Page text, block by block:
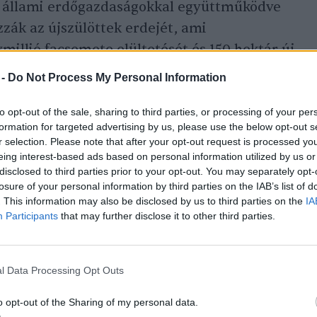
Do Not Process My Personal Information
opt-out of the sale, sharing to third parties, or processing of your
for targeted advertising by us, please use the below opt-out
selection. Please note that after your opt-out request is processed
interest-based ads based on personal information utilized by us
to third parties prior to your opt-out. You may separately
of your personal information by third parties on the IAB’s list of
This information may also be disclosed by us to third parties on the
Participants that may further disclose it to other third parties.
Data Processing Opt Outs
opt-out of the Sharing of my personal data.
erdőgazdaságokkal együttműködve
az újszülöttek erdejét, ami
facsemete elültetését és 150 hektár új
területén.
)